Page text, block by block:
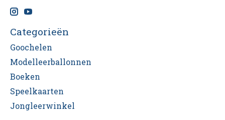
Categorieën
Goochelen
Modelleerballonnen
Boeken
Speelkaarten
Jongleerwinkel